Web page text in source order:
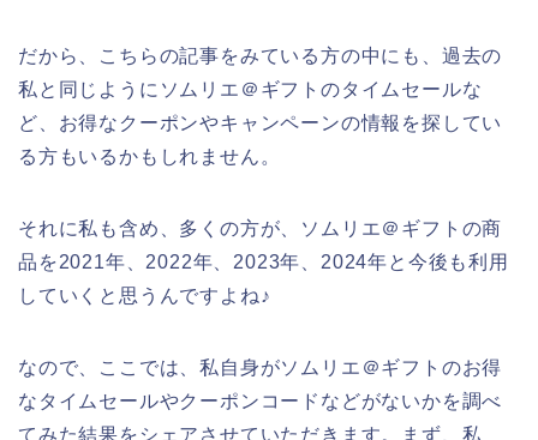
だから、こちらの記事をみている方の中にも、過去の
私と同じようにソムリエ＠ギフトのタイムセールな
ど、お得なクーポンやキャンペーンの情報を探してい
る方もいるかもしれません。
それに私も含め、多くの方が、ソムリエ＠ギフトの商
品を2021年、2022年、2023年、2024年と今後も利用
していくと思うんですよね♪
なので、ここでは、私自身がソムリエ＠ギフトのお得
なタイムセールやクーポンコードなどがないかを調べ
てみた結果をシェアさせていただきます。まず、私